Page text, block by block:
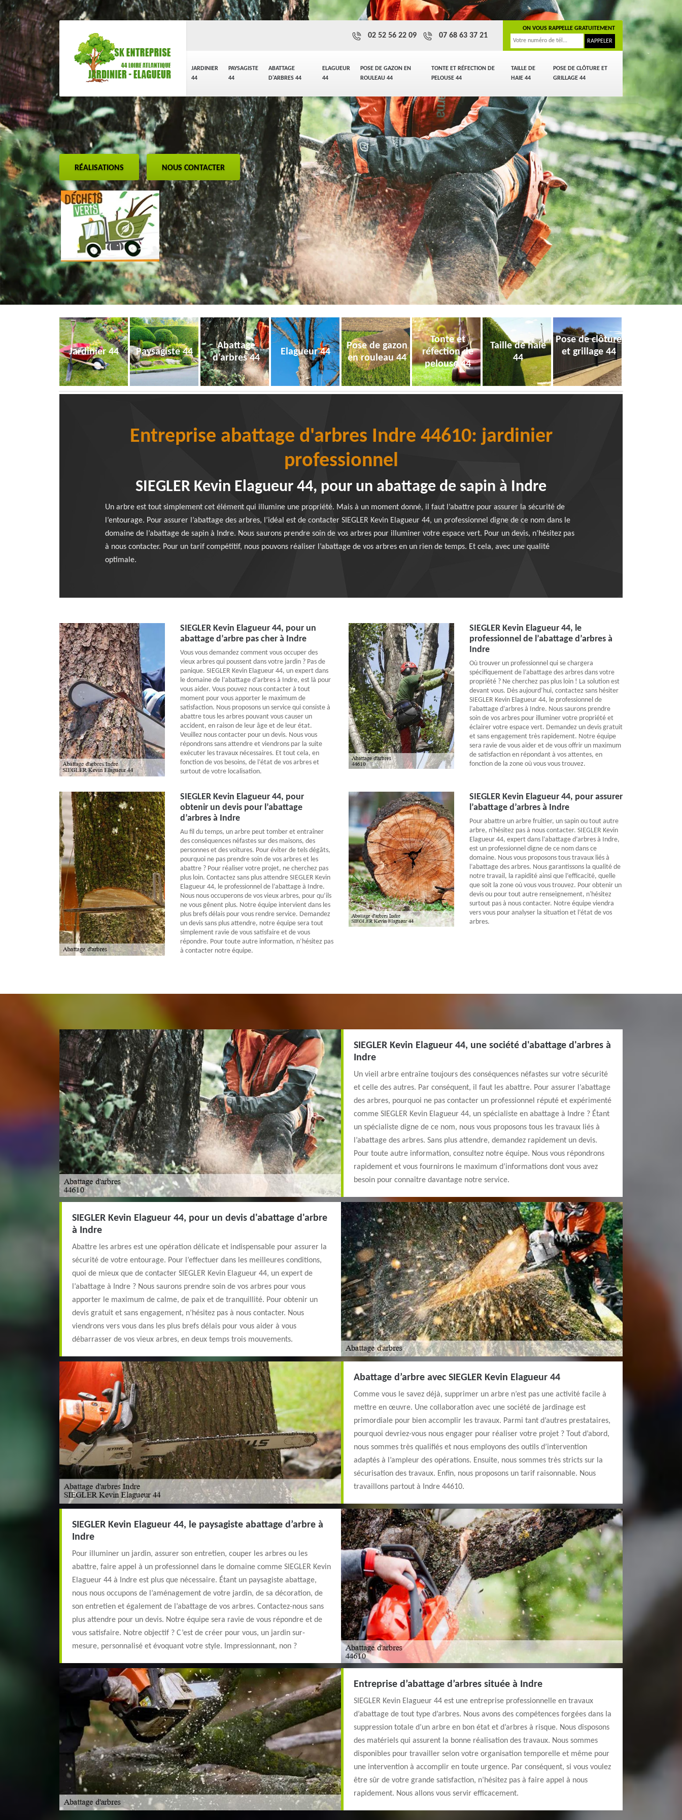
JARDINIER
44
PAYSAGISTE
44
ABATTAGE
D'ARBRES 44
ELAGUEUR
44
POSE DE GAZON EN
ROULEAU 44
TONTE ET RÉFECTION DE
PELOUSE 44
TAILLE DE
HAIE 44
POSE DE CLÔTURE ET
GRILLAGE 44
02 52 56 22 09 07 68 63 37 21
ON VOUS RAPPELLE GRATUITEMENT
RÉALISATIONS NOUS CONTACTER
Jardinier 44 Paysagiste 44
Abattage
d'arbres 44
Elagueur 44
Pose de gazon
en rouleau 44
Tonte et
réfection de
pelouse 44
Taille de haie
44
Pose de clôture
et grillage 44
Entreprise abattage d'arbres Indre 44610: jardinier
professionnel
SIEGLER Kevin Elagueur 44, pour un abattage de sapin à Indre
Un arbre est tout simplement cet élément qui illumine une propriété. Mais à un moment donné, il faut l’abattre pour assurer la sécurité de
l’entourage. Pour assurer l’abattage des arbres, l’idéal est de contacter SIEGLER Kevin Elagueur 44, un professionnel digne de ce nom dans le
domaine de l’abattage de sapin à Indre. Nous saurons prendre soin de vos arbres pour illuminer votre espace vert. Pour un devis, n’hésitez pas
à nous contacter. Pour un tarif compétitif, nous pouvons réaliser l’abattage de vos arbres en un rien de temps. Et cela, avec une qualité
optimale.
SIEGLER Kevin Elagueur 44, pour un
abattage d’arbre pas cher à Indre
Vous vous demandez comment vous occuper des
vieux arbres qui poussent dans votre jardin ? Pas de
panique. SIEGLER Kevin Elagueur 44, un expert dans
le domaine de l’abattage d’arbres à Indre, est là pour
vous aider. Vous pouvez nous contacter à tout
moment pour vous apporter le maximum de
satisfaction. Nous proposons un service qui consiste à
abattre tous les arbres pouvant vous causer un
accident, en raison de leur âge et de leur état.
Veuillez nous contacter pour un devis. Nous vous
répondrons sans attendre et viendrons par la suite
exécuter les travaux nécessaires. Et tout cela, en
fonction de vos besoins, de l’état de vos arbres et
surtout de votre localisation.
SIEGLER Kevin Elagueur 44, le
professionnel de l’abattage d’arbres à
Indre
Où trouver un professionnel qui se chargera
spécifiquement de l’abattage des arbres dans votre
propriété ? Ne cherchez pas plus loin ! La solution est
devant vous. Dès aujourd’hui, contactez sans hésiter
SIEGLER Kevin Elagueur 44, le professionnel de
l’abattage d’arbres à Indre. Nous saurons prendre
soin de vos arbres pour illuminer votre propriété et
éclairer votre espace vert. Demandez un devis gratuit
et sans engagement très rapidement. Notre équipe
sera ravie de vous aider et de vous offrir un maximum
de satisfaction en répondant à vos attentes, en
fonction de la zone où vous vous trouvez.
SIEGLER Kevin Elagueur 44, pour
obtenir un devis pour l’abattage
d’arbres à Indre
Au fil du temps, un arbre peut tomber et entraîner
des conséquences néfastes sur des maisons, des
personnes et des voitures. Pour éviter de tels dégâts,
pourquoi ne pas prendre soin de vos arbres et les
abattre ? Pour réaliser votre projet, ne cherchez pas
plus loin. Contactez sans plus attendre SIEGLER Kevin
Elagueur 44, le professionnel de l’abattage à Indre.
Nous nous occuperons de vos vieux arbres, pour qu’ils
ne vous gênent plus. Notre équipe intervient dans les
plus brefs délais pour vous rendre service. Demandez
un devis sans plus attendre, notre équipe sera tout
simplement ravie de vous satisfaire et de vous
répondre. Pour toute autre information, n’hésitez pas
à contacter notre équipe.
SIEGLER Kevin Elagueur 44, pour assurer
l’abattage d’arbres à Indre
Pour abattre un arbre fruitier, un sapin ou tout autre
arbre, n'hésitez pas à nous contacter. SIEGLER Kevin
Elagueur 44, expert dans l’abattage d’arbres à Indre,
est un professionnel digne de ce nom dans ce
domaine. Nous vous proposons tous travaux liés à
l’abattage des arbres. Nous garantissons la qualité de
notre travail, la rapidité ainsi que l’efficacité, quelle
que soit la zone où vous vous trouvez. Pour obtenir un
devis ou pour tout autre renseignement, n'hésitez
surtout pas à nous contacter. Notre équipe viendra
vers vous pour analyser la situation et l’état de vos
arbres.
SIEGLER Kevin Elagueur 44, une société d'abattage d'arbres à
Indre
Un vieil arbre entraîne toujours des conséquences néfastes sur votre sécurité
et celle des autres. Par conséquent, il faut les abattre. Pour assurer l’abattage
des arbres, pourquoi ne pas contacter un professionnel réputé et expérimenté
comme SIEGLER Kevin Elagueur 44, un spécialiste en abattage à Indre ? Étant
un spécialiste digne de ce nom, nous vous proposons tous les travaux liés à
l’abattage des arbres. Sans plus attendre, demandez rapidement un devis.
Pour toute autre information, consultez notre équipe. Nous vous répondrons
rapidement et vous fournirons le maximum d’informations dont vous avez
besoin pour connaître davantage notre service.
SIEGLER Kevin Elagueur 44, pour un devis d'abattage d'arbre
à Indre
Abattre les arbres est une opération délicate et indispensable pour assurer la
sécurité de votre entourage. Pour l’effectuer dans les meilleures conditions,
quoi de mieux que de contacter SIEGLER Kevin Elagueur 44, un expert de
l’abattage à Indre ? Nous saurons prendre soin de vos arbres pour vous
apporter le maximum de calme, de paix et de tranquillité. Pour obtenir un
devis gratuit et sans engagement, n’hésitez pas à nous contacter. Nous
viendrons vers vous dans les plus brefs délais pour vous aider à vous
débarrasser de vos vieux arbres, en deux temps trois mouvements.
Abattage d’arbre avec SIEGLER Kevin Elagueur 44
Comme vous le savez déjà, supprimer un arbre n’est pas une activité facile à
mettre en œuvre. Une collaboration avec une société de jardinage est
primordiale pour bien accomplir les travaux. Parmi tant d’autres prestataires,
pourquoi devriez-vous nous engager pour réaliser votre projet ? Tout d’abord,
nous sommes très qualifiés et nous employons des outils d’intervention
adaptés à l’ampleur des opérations. Ensuite, nous sommes très stricts sur la
sécurisation des travaux. Enfin, nous proposons un tarif raisonnable. Nous
travaillons partout à Indre 44610.
SIEGLER Kevin Elagueur 44, le paysagiste abattage d’arbre à
Indre
Pour illuminer un jardin, assurer son entretien, couper les arbres ou les
abattre, faire appel à un professionnel dans le domaine comme SIEGLER Kevin
Elagueur 44 à Indre est plus que nécessaire. Étant un paysagiste abattage,
nous nous occupons de l’aménagement de votre jardin, de sa décoration, de
son entretien et également de l’abattage de vos arbres. Contactez-nous sans
plus attendre pour un devis. Notre équipe sera ravie de vous répondre et de
vous satisfaire. Notre objectif ? C’est de créer pour vous, un jardin sur-
mesure, personnalisé et évoquant votre style. Impressionnant, non ?
Entreprise d’abattage d’arbres située à Indre
SIEGLER Kevin Elagueur 44 est une entreprise professionnelle en travaux
d’abattage de tout type d’arbres. Nous avons des compétences forgées dans la
suppression totale d’un arbre en bon état et d’arbres à risque. Nous disposons
des matériels qui assurent la bonne réalisation des travaux. Nous sommes
disponibles pour travailler selon votre organisation temporelle et même pour
une intervention à accomplir en toute urgence. Par conséquent, si vous voulez
être sûr de votre grande satisfaction, n’hésitez pas à faire appel à nous
rapidement. Nous allons vous servir efficacement.